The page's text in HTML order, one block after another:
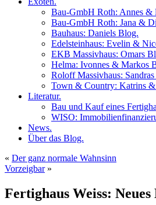
Bau-GmbH Roth: Annes &
Bau-GmbH Roth: Jana &
Bauhaus: Daniels Blog.
Edelsteinhaus: Evelin &
EKB Massivhaus: Omars
Helma: Ivonnes & Markos
Roloff Massivhaus:
Town & Country: Katrins
Literatur.
Bau und Kauf eines
WISO:
News.
Über das Blog.
« Der ganz normale Wahnsinn
Vorzeigbar»
Fertighaus Weiss: Neues